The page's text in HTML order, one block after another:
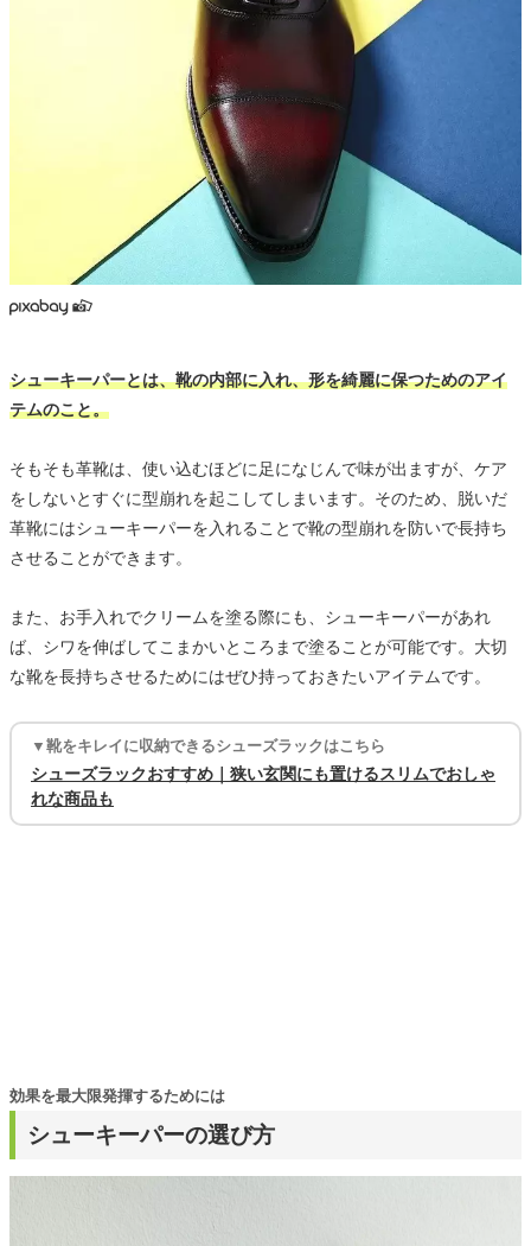
シューキーパーとは、靴の内部に入れ、形を綺麗に保つためのアイ
テムのこと。
そもそも革靴は、使い込むほどに足になじんで味が出ますが、ケア
をしないとすぐに型崩れを起こしてしまいます。そのため、脱いだ
革靴にはシューキーパーを入れることで靴の型崩れを防いで長持ち
させることができます。
また、お手入れでクリームを塗る際にも、シューキーパーがあれ
ば、シワを伸ばしてこまかいところまで塗ることが可能です。大切
な靴を長持ちさせるためにはぜひ持っておきたいアイテムです。
▼靴をキレイに収納できるシューズラックはこちら
シューズラックおすすめ｜狭い玄関にも置けるスリムでおしゃ
れな商品も
シューキーパーの選び方
効果を最大限発揮するためには